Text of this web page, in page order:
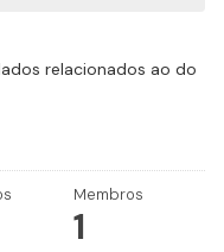
relacionados ao do
Membros
1